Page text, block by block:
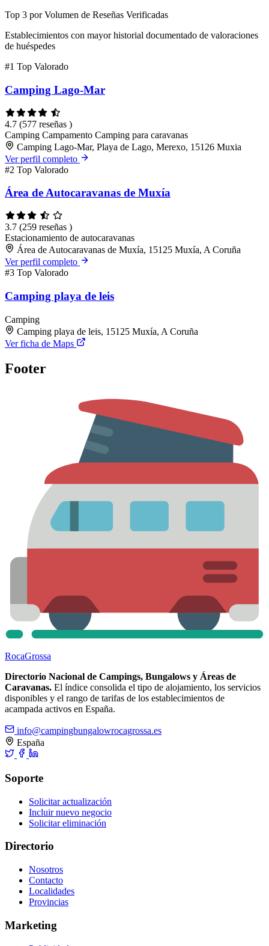
Top 3 por Volumen de Reseñas Verificadas
Establecimientos con mayor historial documentado de valoraciones
de huéspedes
#1 Top Valorado
Camping Lago-Mar
4.7 (577 reseñas )
Camping Campamento Camping para caravanas
Camping Lago-Mar, Playa de Lago, Merexo, 15126 Muxia
Ver perfil completo
#2 Top Valorado
Área de Autocaravanas de Muxía
3.7 (259 reseñas )
Estacionamiento de autocaravanas
Área de Autocaravanas de Muxía, 15125 Muxía, A Coruña
Ver perfil completo
#3 Top Valorado
Camping playa de leis
Camping
Camping playa de leis, 15125 Muxía, A Coruña
Ver ficha de Maps
Footer
RocaGrossa
Directorio Nacional de Campings, Bungalows y Áreas de
Caravanas. El índice consolida el tipo de alojamiento, los servicios
disponibles y el rango de tarifas de los establecimientos de
acampada activos en España.
info@campingbungalowrocagrossa.es
España
Soporte
Solicitar actualización
Incluir nuevo negocio
Solicitar eliminación
Directorio
Nosotros
Contacto
Localidades
Provincias
Marketing